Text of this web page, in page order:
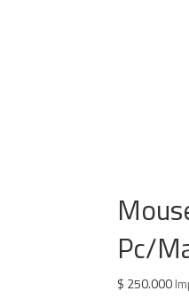
Pc/
$ 250.000